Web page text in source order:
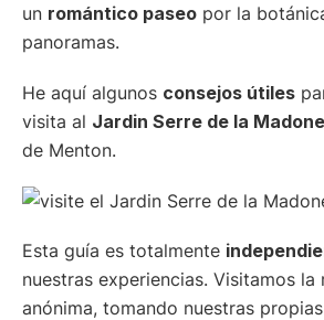
un romántico paseo por la
panoramas.
He aquí algunos consejos útiles
visita al Jardin Serre de la Madone
de Menton.
Esta guía es totalmente
nuestras experiencias. Visitamos
anónima, tomando nuestras